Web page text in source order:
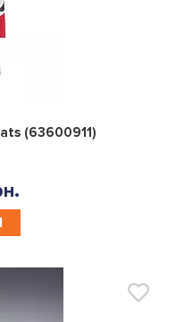
0
(63600911)